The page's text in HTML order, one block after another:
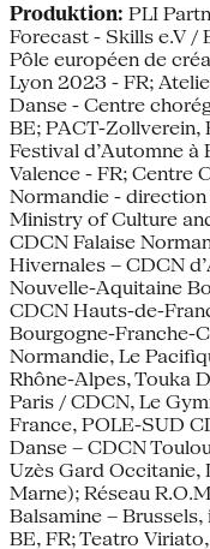
Produktion: PLI
Forecast - Skills e.V /
Pôle européen de
Lyon 2023 - FR;
Danse - Centre
BE; PACT-Zollverein,
Festival d’Automne à
Valence - FR; Centre
Normandie -
Ministry of Culture
CDCN Falaise
Hivernales – CDCN
Nouvelle-Aquitaine
CDCN Hauts-de-
Bourgogne-Franche-
Normandie, Le
Rhône-Alpes, Touka
Paris / CDCN, Le
France, POLE-SUD
Danse – CDCN
Uzès Gard Occitanie,
Marne); Réseau
Balsamine –
BE, FR; Teatro